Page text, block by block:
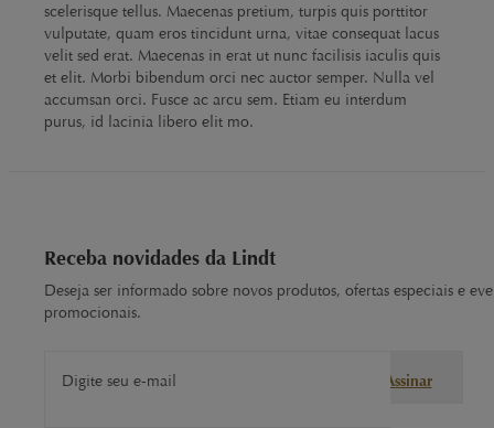
scelerisque tellus. Maecenas pretium, turpis quis porttitor
vulputate, quam eros tincidunt urna, vitae consequat lacus
velit sed erat. Maecenas in erat ut nunc facilisis iaculis quis
et elit. Morbi bibendum orci nec auctor semper. Nulla vel
accumsan orci. Fusce ac arcu sem. Etiam eu interdum
purus, id lacinia libero elit mo.
Receba novidades da Lindt
Deseja ser informado sobre novos produtos, ofertas especiais e
promocionais.
Digite seu e-mail Assinar